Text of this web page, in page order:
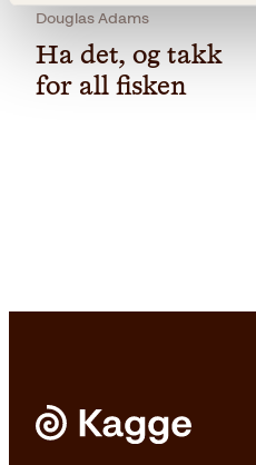
Douglas Adams
Ha det, og takk
for all fisken